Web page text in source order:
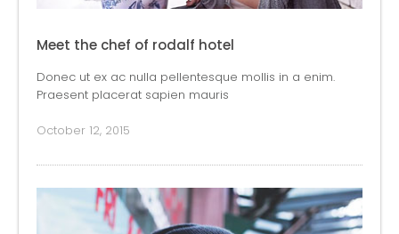
Meet the chef of rodalf hotel
Donec ut ex ac nulla pellentesque mollis in a enim.
Praesent placerat sapien mauris
October 12, 2015